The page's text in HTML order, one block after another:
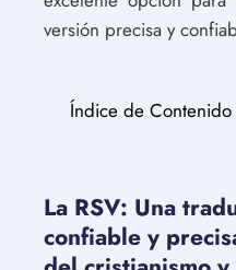
versión precisa y
Índice de Contenido
La RSV: Una
confiable y